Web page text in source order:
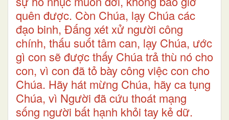
quên được. Còn Chúa, lạy Chúa các
đạo binh, Ðấng xét xử người công
chính, thấu suốt tâm can, lạy Chúa, ước
gì con sẽ được thấy Chúa trả thù nó cho
con, vì con đã tỏ bày công việc con cho
Chúa. Hãy hát mừng Chúa, hãy ca tụng
Chúa, vì Người đã cứu thoát mạng
sống người bất hạnh khỏi tay kẻ dữ.